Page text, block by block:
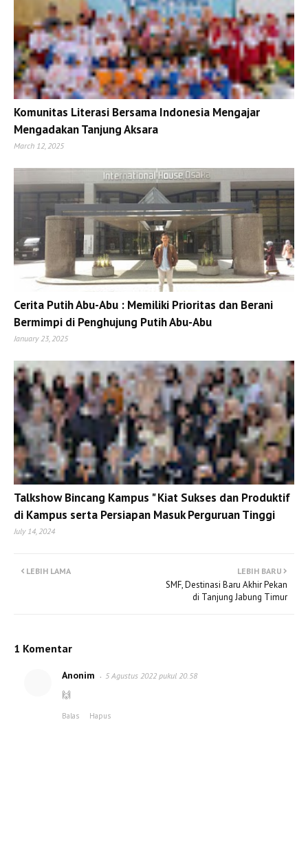
Komunitas Literasi Bersama Indonesia Mengajar
Mengadakan Tanjung Aksara
March 12, 2025
Cerita Putih Abu-Abu : Memiliki Prioritas dan Berani
Bermimpi di Penghujung Putih Abu-Abu
January 23, 2025
Talkshow Bincang Kampus " Kiat Sukses dan Produktif
di Kampus serta Persiapan Masuk Perguruan Tinggi
July 14, 2024
LEBIH BARU
SMF, Destinasi Baru Akhir Pekan
di Tanjung Jabung Timur
LEBIH LAMA
1 Komentar
Anonim 5 Agustus 2022 pukul 20.58
🙌
Balas Hapus